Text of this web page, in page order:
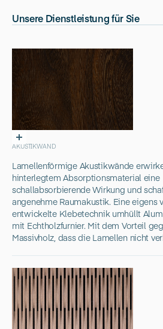
Unsere Dienstleistung für Sie
AKUSTIKWAND
Lamellenförmige Akustikwände
hinterlegtem Absorptionsmaterial eine
schallabsorbierende Wirkung und
angenehme Raumakustik. Eine eigens
entwickelte Klebetechnik umhüllt
mit Echtholzfurnier. Mit dem Vorteil
Massivholz, dass die Lamellen nicht